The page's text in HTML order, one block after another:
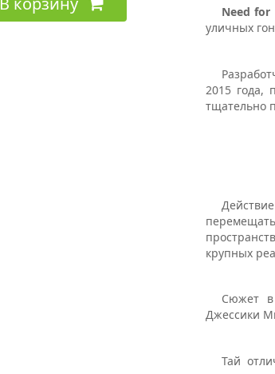
Need for
уличных
2015 года,
тщательно
крупных
Сюжет в
Джессики
Тай